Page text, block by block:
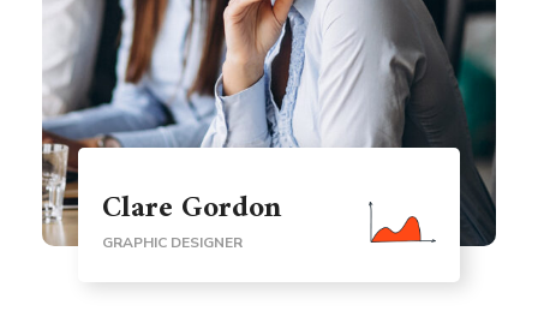
Clare Gordon
GRAPHIC DESIGNER